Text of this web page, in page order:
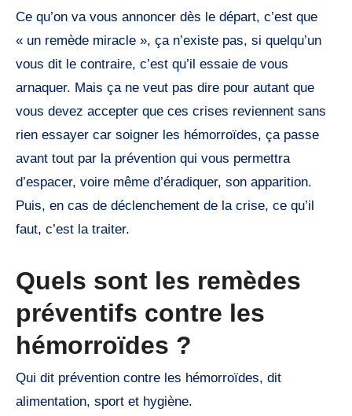
Ce qu’on va vous annoncer dès le départ, c’est que
« un remède miracle », ça n’existe pas, si quelqu’un
vous dit le contraire, c’est qu’il essaie de vous
arnaquer. Mais ça ne veut pas dire pour autant que
vous devez accepter que ces crises reviennent sans
rien essayer car soigner les hémorroïdes, ça passe
avant tout par la prévention qui vous permettra
d’espacer, voire même d’éradiquer, son apparition.
Puis, en cas de déclenchement de la crise, ce qu’il
faut, c’est la traiter.
Quels sont les remèdes
préventifs contre les
hémorroïdes ?
Qui dit prévention contre les hémorroïdes, dit
alimentation, sport et hygiène.